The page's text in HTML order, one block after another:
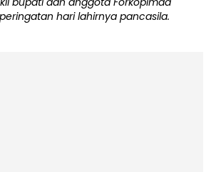
hari lahirnya pancasila.